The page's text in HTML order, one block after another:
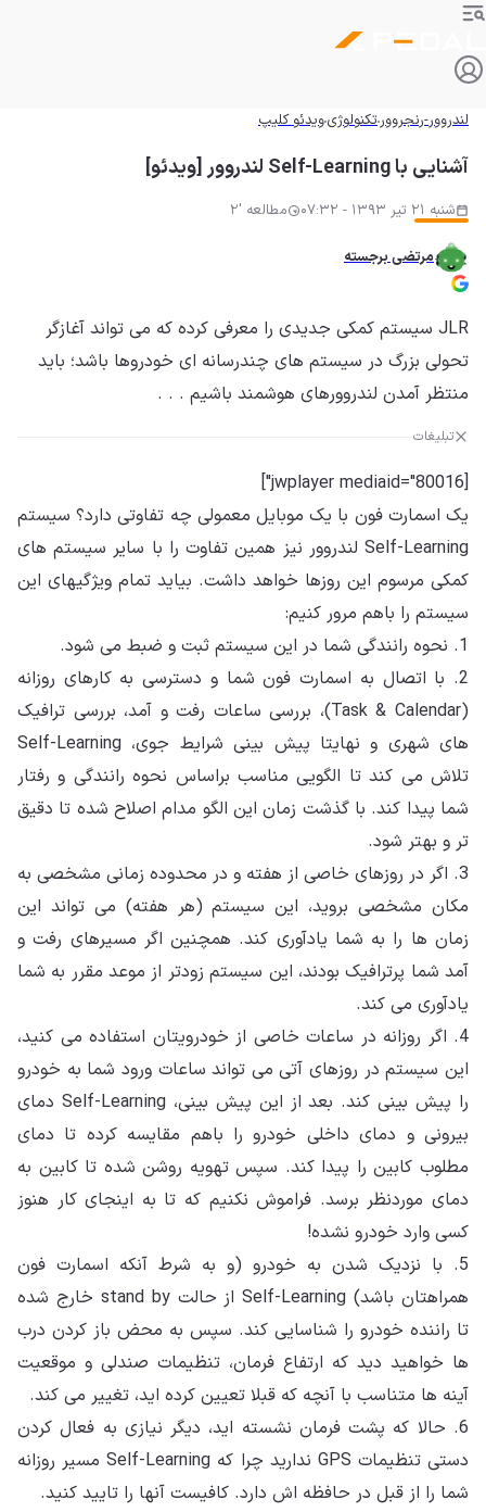
لندروور-رنجروورتکنولوژیویدئو کلیپ
آشنایی با Self-Learning لندروور [ویدئو]
شنبه 21 تیر 1393 - 07:32 مطالعه '2
مرتضی برجسته
JLR سیستم کمکی جدیدی را معرفی کرده که می تواند آغازگر
تحولی بزرگ در سیستم های چندرسانه ای خودروها باشد؛ باید
منتظر آمدن لندروورهای هوشمند باشیم . . .
تبلیغات
[jwplayer mediaid="80016"]
یک اسمارت فون با یک موبایل معمولی چه تفاوتی دارد؟ سیستم
Self-Learning لندروور نیز همین تفاوت را با سایر سیستم های
کمکی مرسوم این روزها خواهد داشت. بیاید تمام ویژگیهای این
سیستم را باهم مرور کنیم:
1. نحوه رانندگی شما در این سیستم ثبت و ضبط می شود.
2. با اتصال به اسمارت فون شما و دسترسی به کارهای روزانه
(Task & Calendar)، بررسی ساعات رفت و آمد، بررسی ترافیک
های شهری و نهایتا پیش بینی شرایط جوی، Self-Learning
تلاش می کند تا الگویی مناسب براساس نحوه رانندگی و رفتار
شما پیدا کند. با گذشت زمان این الگو مدام اصلاح شده تا دقیق
تر و بهتر شود.
3. اگر در روزهای خاصی از هفته و در محدوده زمانی مشخصی به
مکان مشخصی بروید، این سیستم (هر هفته) می تواند این
زمان ها را به شما یادآوری کند. همچنین اگر مسیرهای رفت و
آمد شما پرترافیک بودند، این سیستم زودتر از موعد مقرر به شما
یادآوری می کند.
4. اگر روزانه در ساعات خاصی از خودرویتان استفاده می کنید،
این سیستم در روزهای آتی می تواند ساعات ورود شما به خودرو
را پیش بینی کند. بعد از این پیش بینی، Self-Learning دمای
بیرونی و دمای داخلی خودرو را باهم مقایسه کرده تا دمای
مطلوب کابین را پیدا کند. سپس تهویه روشن شده تا کابین به
دمای موردنظر برسد. فراموش نکنیم که تا به اینجای کار هنوز
کسی وارد خودرو نشده!
5. با نزدیک شدن به خودرو (و به شرط آنکه اسمارت فون
همراهتان باشد) Self-Learning از حالت stand by خارج شده
تا راننده خودرو را شناسایی کند. سپس به محض باز کردن درب
ها خواهید دید که ارتفاع فرمان، تنظیمات صندلی و موقعیت
آینه ها متناسب با آنچه که قبلا تعیین کرده اید، تغییر می کند.
6. حالا که پشت فرمان نشسته اید، دیگر نیازی به فعال کردن
دستی تنظیمات GPS ندارید چرا که Self-Learning مسیر روزانه
شما را از قبل در حافظه اش دارد. کافیست آنها را تایید کنید.